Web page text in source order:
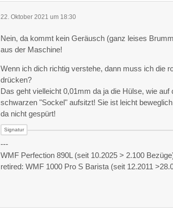
22. Oktober 2021 um 18:30
Nein, da kommt kein Geräusch (ganz leises
aus der Maschine!
Wenn ich dich richtig verstehe, dann muss ich die
drücken?
Das geht vielleicht 0,01mm da ja die Hülse, wie
schwarzen "Sockel" aufsitzt! Sie ist leicht
da nicht gespürt!
---
WMF Perfection 890L (seit 10.2025 > 2.100
retired: WMF 1000 Pro S Barista (seit 12.2011